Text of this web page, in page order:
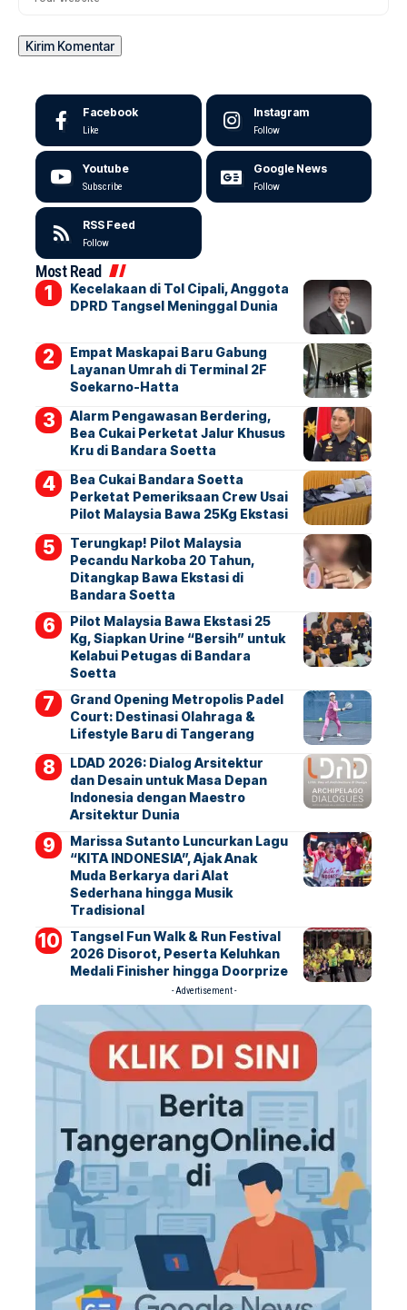
Facebook
Like
Instagram
Follow
Youtube
Subscribe
Google News
Follow
RSS Feed
Follow
Most Read
Kecelakaan di Tol Cipali, Anggota
DPRD Tangsel Meninggal Dunia
Empat Maskapai Baru Gabung
Layanan Umrah di Terminal 2F
Soekarno-Hatta
Alarm Pengawasan Berdering,
Bea Cukai Perketat Jalur Khusus
Kru di Bandara Soetta
Bea Cukai Bandara Soetta
Perketat Pemeriksaan Crew Usai
Pilot Malaysia Bawa 25Kg Ekstasi
Terungkap! Pilot Malaysia
Pecandu Narkoba 20 Tahun,
Ditangkap Bawa Ekstasi di
Bandara Soetta
Pilot Malaysia Bawa Ekstasi 25
Kg, Siapkan Urine “Bersih” untuk
Kelabui Petugas di Bandara
Soetta
Grand Opening Metropolis Padel
Court: Destinasi Olahraga &
Lifestyle Baru di Tangerang
LDAD 2026: Dialog Arsitektur
dan Desain untuk Masa Depan
Indonesia dengan Maestro
Arsitektur Dunia
Marissa Sutanto Luncurkan Lagu
“KITA INDONESIA”, Ajak Anak
Muda Berkarya dari Alat
Sederhana hingga Musik
Tradisional
Tangsel Fun Walk & Run Festival
2026 Disorot, Peserta Keluhkan
Medali Finisher hingga Doorprize
- Advertisement -